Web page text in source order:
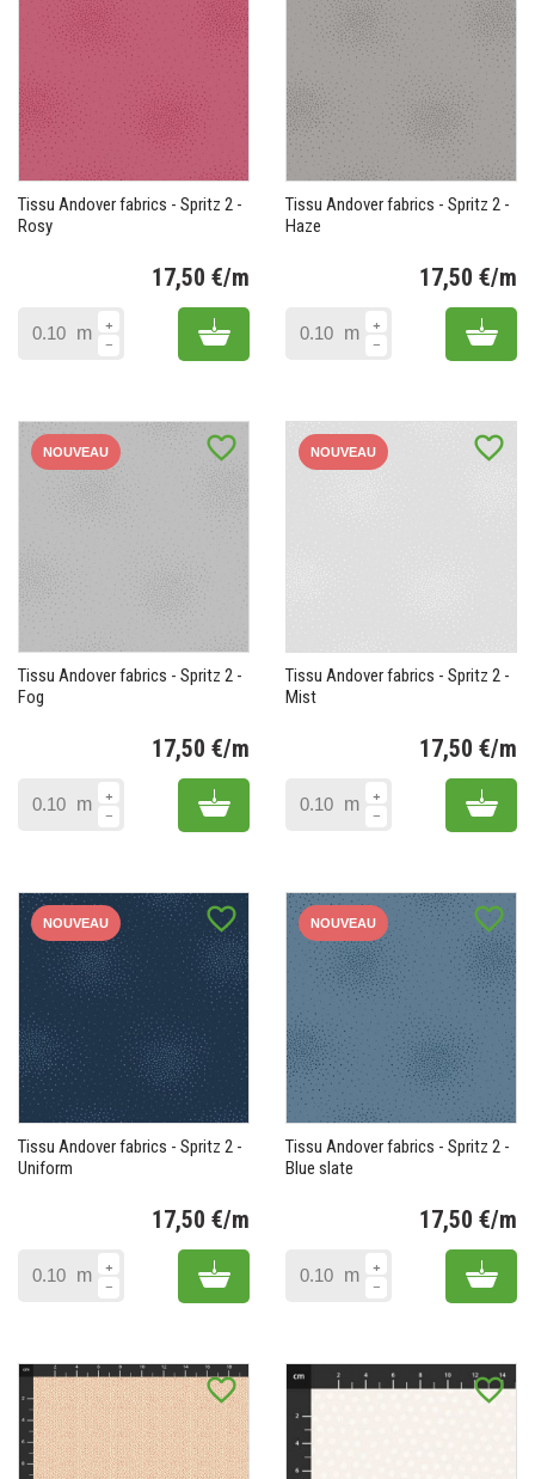
Tissu Andover fabrics - Spritz 2 -
Rosy
17,50 €/m
m Add to cart
Tissu Andover fabrics - Spritz 2 -
Haze
17,50 €/m
m Add
favorite_border
NOUVEAU
Tissu Andover fabrics - Spritz 2 -
Fog
17,50 €/m
m Add to cart
favorite_border
NOUVEAU
Tissu Andover fabrics - Spritz 2 -
Mist
17,50 €/m
m Add
favorite_border
NOUVEAU
Tissu Andover fabrics - Spritz 2 -
Uniform
17,50 €/m
m Add to cart
favorite_border
NOUVEAU
Tissu Andover fabrics - Spritz 2 -
Blue slate
17,50 €/m
m Add
favorite_border favorite_border